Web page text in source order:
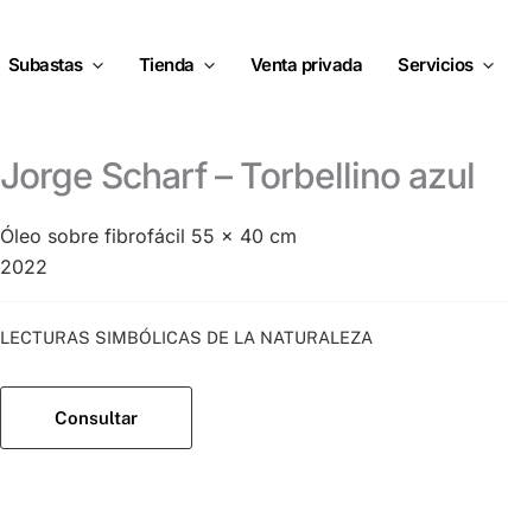
Subastas Tienda Venta privada Servicios
Jorge Scharf – Torbellino azul
Óleo sobre fibrofácil 55 x 40 cm
2022
LECTURAS SIMBÓLICAS DE LA NATURALEZA
Consultar